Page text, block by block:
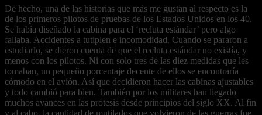
De hecho, una de las historias que más me gustan al respecto es la
de los primeros pilotos de pruebas de los Estados Unidos en los 40.
Se había diseñado la cabina para el ‘recluta estándar’ pero algo
fallaba. Accidentes a tutiplen e incomodidad. Cuando se pararon a
estudiarlo, se dieron cuenta de que el recluta estándar no existía, y
menos con los pilotos. Ni con solo tres de las diez medidas que les
tomaban, un pequeño porcentaje decente de ellos se encontraría
cómodo en el avión. Así que decidieron hacer las cabinas ajustables
y todo cambió para bien. También por los militares han llegado
muchos avances en las prótesis desde principios del siglo XX. Al fin